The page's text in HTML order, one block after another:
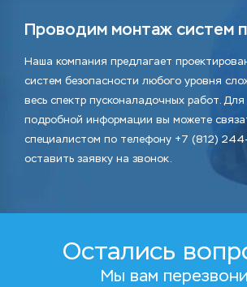
Проводим монтаж систем
Наша компания предлагает
систем безопасности любого уровня
весь спектр пусконаладочных работ.
подробной информации вы можете
специалистом по телефону +7 (812)
оставить заявку на звонок.
Остались
Мы вам